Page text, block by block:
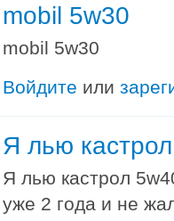
mobil 5w30
mobil 5w30
Войдите или
Я лью
Я лью кастрол
уже 2 года и не